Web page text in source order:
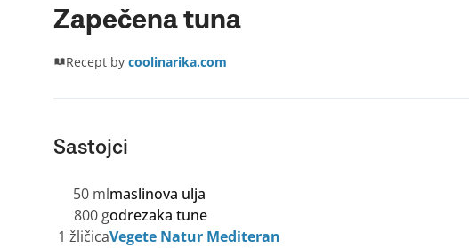
Zapečena tuna
Recept by coolinarika.com
Sastojci
50 mlmaslinova ulja
800 godrezaka tune
1 žličicaVegete Natur Mediteran